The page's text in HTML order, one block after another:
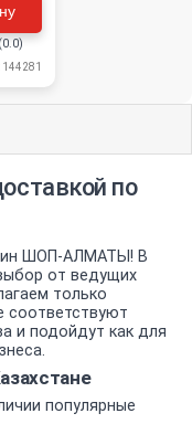
(0.0)
144281
по
ШОП-АЛМАТЫ! В
от ведущих
только
соответствуют
и подойдут как для
популярные